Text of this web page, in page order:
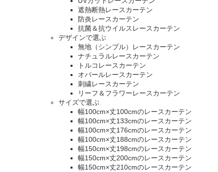
遮熱断熱レースカーテン
防炎レースカーテン
抗菌＆抗ウイルスレースカーテン
デザインで選ぶ
無地（シンプル）レースカーテン
ナチュラルレースカーテン
トルコレースカーテン
オパールレースカーテン
刺繍レースカーテン
リーフ＆フラワーレースカーテン
サイズで選ぶ
幅100cm×丈100cmのレースカーテン
幅100cm×丈133cmのレースカーテン
幅100cm×丈176cmのレースカーテン
幅100cm×丈188cmのレースカーテン
幅150cm×丈198cmのレースカーテン
幅150cm×丈200cmのレースカーテン
幅150cm×丈210cmのレースカーテン